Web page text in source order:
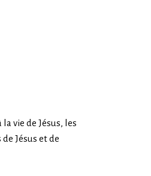
vie de Jésus, les
Jésus et de